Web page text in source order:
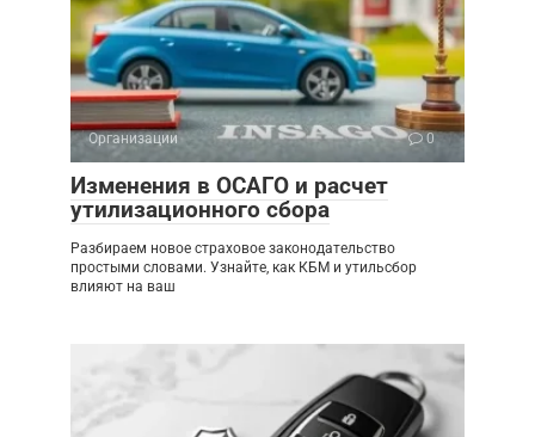
Организации 0
Изменения в ОСАГО и расчет
утилизационного сбора
Разбираем новое страховое законодательство
простыми словами. Узнайте, как КБМ и утильсбор
влияют на ваш